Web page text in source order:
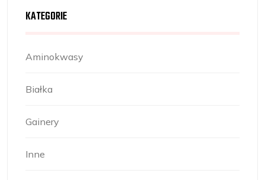
KATEGORIE
Aminokwasy
Białka
Gainery
Inne